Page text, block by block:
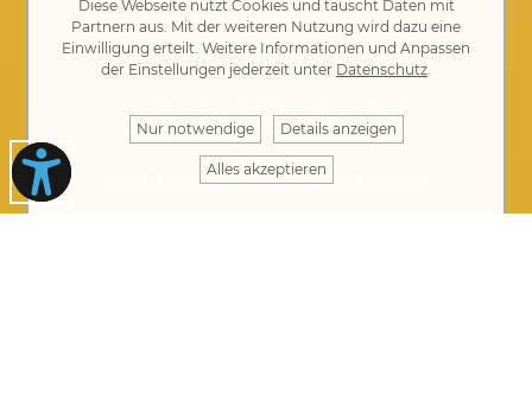
Wir sind für Sie da!
IHRE ANSPRECHPARTNER FINDEN
Diese Webseite nutzt Cookies und tauscht Daten mit
Partnern aus. Mit der weiteren Nutzung wird dazu eine
Einwilligung erteilt. Weitere Informationen und Anpassen
der Einstellungen jederzeit unter Datenschutz.
Nur notwendige Details anzeigen
Alles akzeptieren